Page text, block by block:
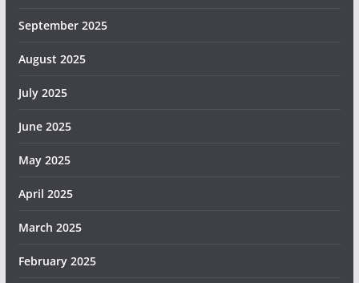
September 2025
August 2025
July 2025
June 2025
May 2025
April 2025
March 2025
February 2025